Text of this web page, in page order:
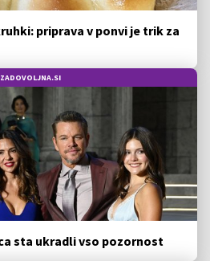
priprava v ponvi je trik za
ZADOVOLJNA.SI
sta ukradli vso pozornost